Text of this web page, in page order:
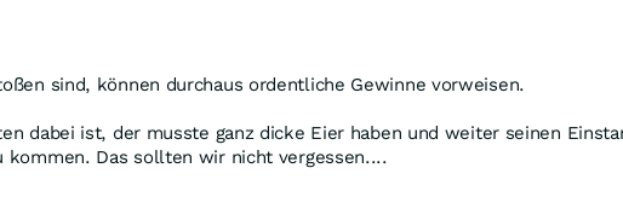
sind, können durchaus ordentliche Gewinne vorweisen.
dabei ist, der musste ganz dicke Eier haben und weiter seinen
Das sollten wir nicht vergessen....